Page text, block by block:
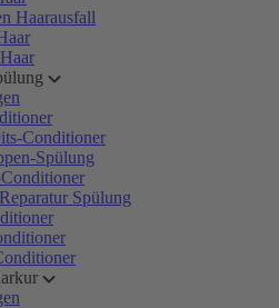
Haarausfall
Conditioner
Spülung
Spülung